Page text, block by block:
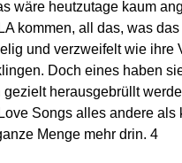
wäre heutzutage kaum
kommen, all das, was
und verzweifelt wie ihre
Doch eines haben
herausgebrüllt
Songs alles andere
Menge mehr drin. 4